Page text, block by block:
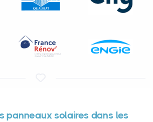
panneaux solaires dans les